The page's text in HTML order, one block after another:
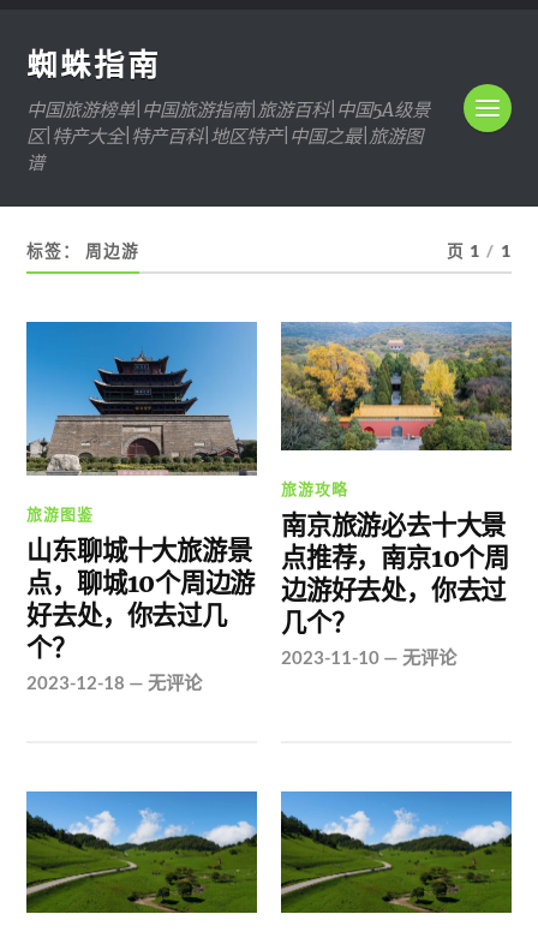
蜘蛛指南
中国旅游榜单|中国旅游指南|旅游百科|中国5A级景
区|特产大全|特产百科|地区特产|中国之最|旅游图
谱
标签： 周边游 页 1 / 1
旅游图鉴
山东聊城十大旅游景
点，聊城10个周边游
好去处，你去过几
个？
2023-12-18 —无评论
旅游攻略
南京旅游必去十大景
点推荐，南京10个周
边游好去处，你去过
几个？
2023-11-10 —无评论